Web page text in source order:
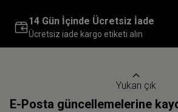
14 Gün İçinde Ücretsiz İade
Ücretsiz iade kargo etiketi alın
Yukarı çık
E-Posta güncellemelerine